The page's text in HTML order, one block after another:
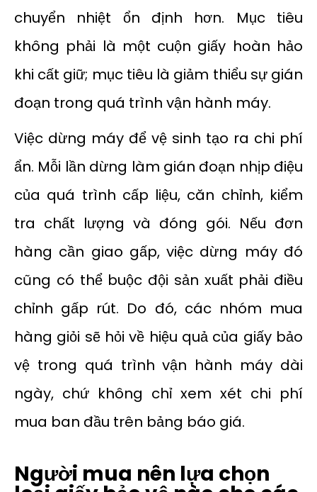
chuyển nhiệt ổn định hơn. Mục tiêu
không phải là một cuộn giấy hoàn hảo
khi cất giữ; mục tiêu là giảm thiểu sự gián
đoạn trong quá trình vận hành máy.
Việc dừng máy để vệ sinh tạo ra chi phí
ẩn. Mỗi lần dừng làm gián đoạn nhịp điệu
của quá trình cấp liệu, căn chỉnh, kiểm
tra chất lượng và đóng gói. Nếu đơn
hàng cần giao gấp, việc dừng máy đó
cũng có thể buộc đội sản xuất phải điều
chỉnh gấp rút. Do đó, các nhóm mua
hàng giỏi sẽ hỏi về hiệu quả của giấy bảo
vệ trong quá trình vận hành máy dài
ngày, chứ không chỉ xem xét chi phí
mua ban đầu trên bảng báo giá.
Người mua nên lựa chọn